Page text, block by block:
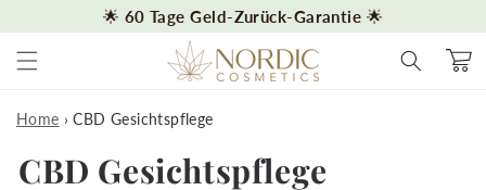
🌟 60 Tage Geld-Zurück-Garantie 🌟
Home › CBD Gesichtspflege
K
CBD Gesichtspflege